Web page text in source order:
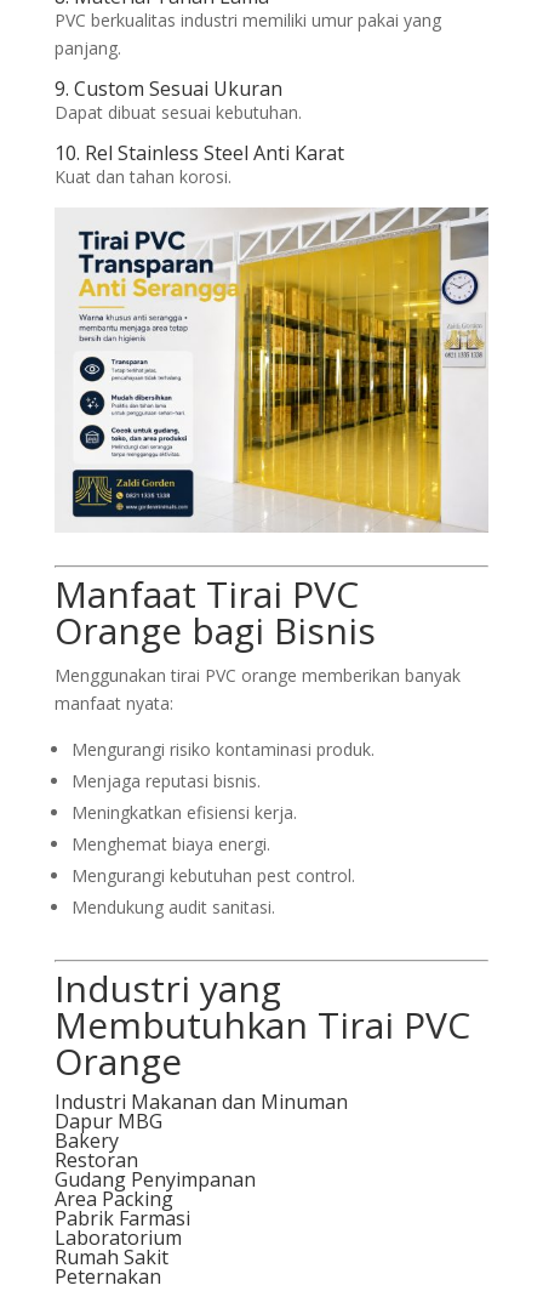
PVC berkualitas industri memiliki umur pakai yang
panjang.
9. Custom Sesuai Ukuran
Dapat dibuat sesuai kebutuhan.
10. Rel Stainless Steel Anti Karat
Kuat dan tahan korosi.
Manfaat Tirai PVC
Orange bagi Bisnis
Menggunakan tirai PVC orange memberikan banyak
manfaat nyata:
Mengurangi risiko kontaminasi produk.
Menjaga reputasi bisnis.
Meningkatkan efisiensi kerja.
Menghemat biaya energi.
Mengurangi kebutuhan pest control.
Mendukung audit sanitasi.
Industri yang
Membutuhkan Tirai PVC
Orange
Industri Makanan dan Minuman
Dapur MBG
Bakery
Restoran
Gudang Penyimpanan
Area Packing
Pabrik Farmasi
Laboratorium
Rumah Sakit
Peternakan